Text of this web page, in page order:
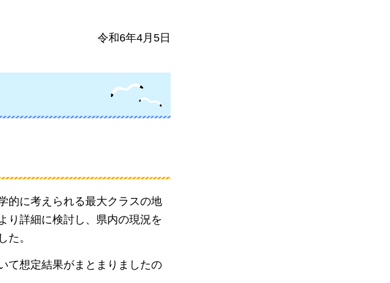
令和6年4月5日
的に考えられる最大クラスの地
り詳細に検討し、県内の現況を
た。
て想定結果がまとまりましたの